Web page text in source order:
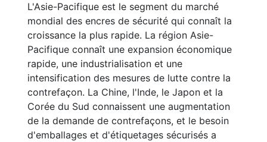
L'Asie-Pacifique est le segment du marché
mondial des encres de sécurité qui connaît la
croissance la plus rapide. La région Asie-
Pacifique connaît une expansion économique
rapide, une industrialisation et une
intensification des mesures de lutte contre la
contrefaçon. La Chine, l'Inde, le Japon et la
Corée du Sud connaissent une augmentation
de la demande de contrefaçons, et le besoin
d'emballages et d'étiquetages sécurisés a